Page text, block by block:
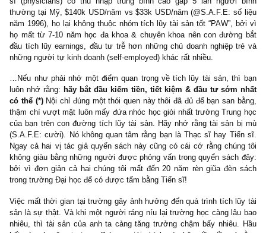
bạc một cách thông minh, hiệu quả
@Tiến sĩ Thomas J. Stanley: “Có một sự đồng biến
giữa thời gian dành cho việc lập kế hoạch tài chính,
(investment/financial planning) với khả năng tích lũy tài sản
triệu phú tiêu biểu.
Những triệu phú tích lũy tài sản tốt nhất (“ PAW “–
accumulators of wealth) dành gấp đôi thời gian mỗi tháng cho
kế hoạch chi tiêu, tiết kiệm, đầu tư hơn những người tích lũy
kém. Thay vì dành thời gian lập kế hoạch và tập trung cho
động hiệu quả, những người vay nợ, tài chính kém sợ: (1) Bị suy
lối sống hiện tại nếu như anh/chị ta lâm vào tình trạng thất
thẻ tín dụng (2) Lo lắng rằng thu nhập của họ không đủ để thỏa
chi tiêu quen thuộc của gia đình.